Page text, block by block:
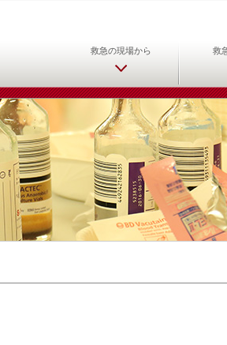
日本救急医学会 救
救急の現場から 救